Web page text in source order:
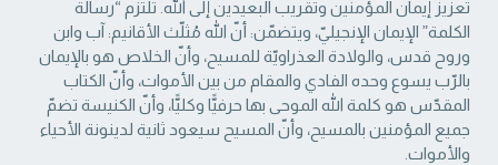
تعزيز إيمان المؤمنين وتقريب البعيدين إلى الله. تلتزم “رسالة
‏الكلمة” الإيمان الإنجيليّ، ويتضمّن: أنّ الله مُثلّث الأقانيم: آب وابن
وروح قدس، والولادة العذراويّة ‏للمسيح، وأنّ الخلاص هو بالإيمان
بالرّب يسوع وحده الفادي والمقام من بين الأموات، وأنّ الكتاب
‏المقدّس هو كلمة الله الموحى بها حرفيًّا وكليًّا، وأنّ الكنيسة تضمّ
جميع المؤمنين بالمسيح، وأنّ المسيح ‏سيعود ثانية لدينونة الأحياء
والأموات. ‏